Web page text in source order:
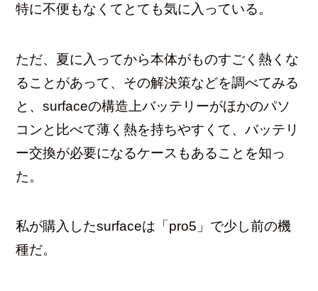
特に不便もなくてとても気に入っている。
ただ、夏に入ってから本体がものすごく熱くな
ることがあって、その解決策などを調べてみる
と、surfaceの構造上バッテリーがほかのパソ
コンと比べて薄く熱を持ちやすくて、バッテリ
ー交換が必要になるケースもあることを知っ
た。
私が購入したsurfaceは「pro5」で少し前の機
種だ。